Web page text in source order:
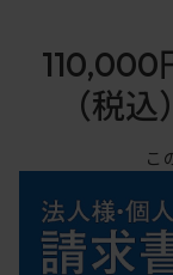
110,000
（税込
こ